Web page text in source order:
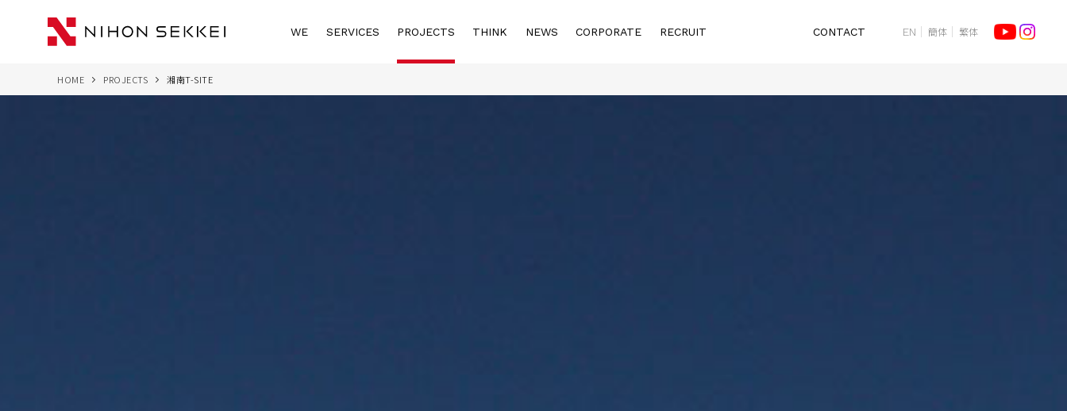
WE SERVICES PROJECTS THINK NEWS CORPORATE RECRUIT CONTACT EN 簡体 繁体
HOME PROJECTS 湘南T-SITE